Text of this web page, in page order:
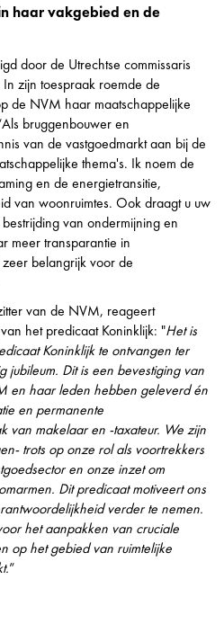
haar vakgebied en de
door de Utrechtse commissaris
zijn toespraak roemde de
de NVM haar maatschappelijke
bruggenbouwer en
van de vastgoedmarkt aan bij de
thema's. Ik noem de
en de energietransitie,
van woonruimtes. Ook draagt u uw
van ondermijning en
meer transparantie in
belangrijk voor de
van de NVM, reageert
het predicaat Koninklijk: "Het is
Koninklijk te ontvangen ter
jubileum. Dit is een bevestiging van
en haar leden hebben geleverd én
en permanente
van makelaar en -taxateur. We zijn
trots op onze rol als voortrekkers
en onze inzet om
Dit predicaat motiveert ons
verder te nemen.
het aanpakken van cruciale
op het gebied van ruimtelijke
”